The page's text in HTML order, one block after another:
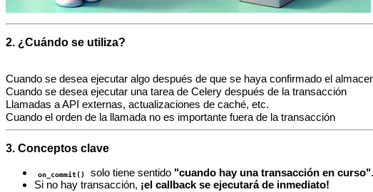
2. ¿Cuándo se utiliza?
Cuando se desea ejecutar algo después de que se haya confirmado el
Cuando se desea ejecutar una tarea de Celery después de la transacción
Llamadas a API externas, actualizaciones de caché, etc.
Cuando el orden de la llamada no es importante fuera de la transacción
3. Conceptos clave
on_commit() solo tiene sentido "cuando hay una transacción en curso".
Si no hay transacción, ¡el callback se ejecutará de inmediato!